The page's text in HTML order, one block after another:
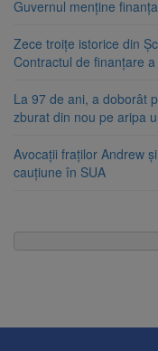
Guvernul menține
Zece troițe istorice din
Contractul de finanțare
La 97 de ani, a doborât
zburat din nou pe aripa
Avocații fraților Andrew
cauțiune în SUA